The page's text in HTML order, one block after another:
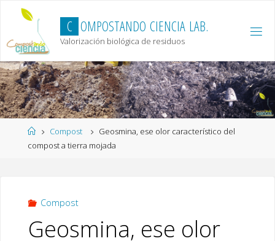
content
C OMPOSTANDO CIENCIA LAB.
Valorización biológica de residuos
HomeCompost
Geosmina, ese olor característico del
compost a tierra mojada
Compost
Geosmina, ese olor